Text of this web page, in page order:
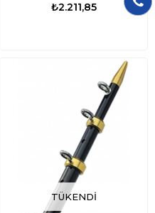
₺2.211,85
TÜKENDI